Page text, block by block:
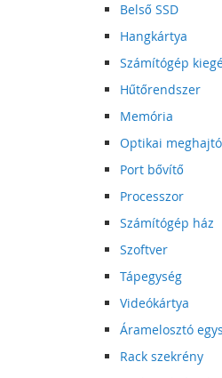
Belső SSD
Hangkártya
Számítógép
Hűtőrendszer
Memória
Optikai meghajtó
Port bővítő
Processzor
Számítógép ház
Szoftver
Tápegység
Videókártya
Áramelosztó
Rack szekrény